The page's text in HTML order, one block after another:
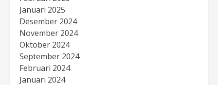
Januari 2025
Desember 2024
November 2024
Oktober 2024
September 2024
Februari 2024
Januari 2024